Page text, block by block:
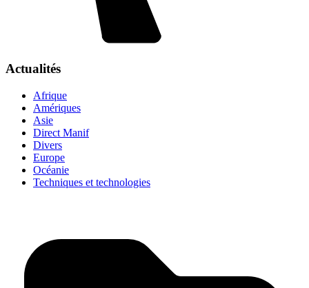
Actualités
Afrique
Amériques
Asie
Direct Manif
Divers
Europe
Océanie
Techniques et technologies